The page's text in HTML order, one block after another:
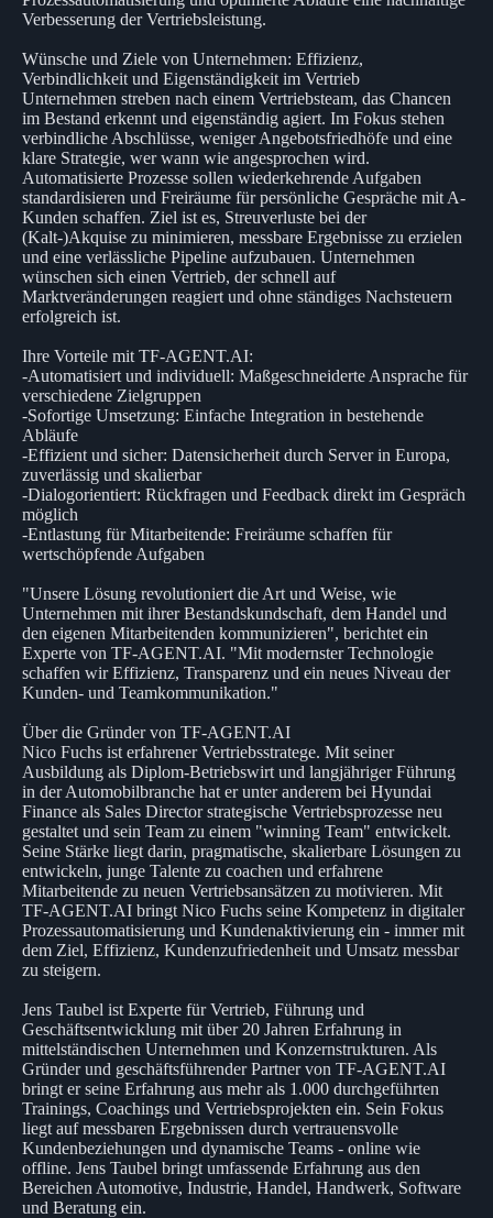
Verbesserung der Vertriebsleistung.
Wünsche und Ziele von Unternehmen: Effizienz,
Verbindlichkeit und Eigenständigkeit im Vertrieb
Unternehmen streben nach einem Vertriebsteam, das Chancen
im Bestand erkennt und eigenständig agiert. Im Fokus stehen
verbindliche Abschlüsse, weniger Angebotsfriedhöfe und eine
klare Strategie, wer wann wie angesprochen wird.
Automatisierte Prozesse sollen wiederkehrende Aufgaben
standardisieren und Freiräume für persönliche Gespräche mit A-
Kunden schaffen. Ziel ist es, Streuverluste bei der
(Kalt-)Akquise zu minimieren, messbare Ergebnisse zu erzielen
und eine verlässliche Pipeline aufzubauen. Unternehmen
wünschen sich einen Vertrieb, der schnell auf
Marktveränderungen reagiert und ohne ständiges Nachsteuern
erfolgreich ist.
Ihre Vorteile mit TF-AGENT.AI:
-Automatisiert und individuell: Maßgeschneiderte Ansprache für
verschiedene Zielgruppen
-Sofortige Umsetzung: Einfache Integration in bestehende
Abläufe
-Effizient und sicher: Datensicherheit durch Server in Europa,
zuverlässig und skalierbar
-Dialogorientiert: Rückfragen und Feedback direkt im Gespräch
möglich
-Entlastung für Mitarbeitende: Freiräume schaffen für
wertschöpfende Aufgaben
"Unsere Lösung revolutioniert die Art und Weise, wie
Unternehmen mit ihrer Bestandskundschaft, dem Handel und
den eigenen Mitarbeitenden kommunizieren", berichtet ein
Experte von TF-AGENT.AI. "Mit modernster Technologie
schaffen wir Effizienz, Transparenz und ein neues Niveau der
Kunden- und Teamkommunikation."
Über die Gründer von TF-AGENT.AI
Nico Fuchs ist erfahrener Vertriebsstratege. Mit seiner
Ausbildung als Diplom-Betriebswirt und langjähriger Führung
in der Automobilbranche hat er unter anderem bei Hyundai
Finance als Sales Director strategische Vertriebsprozesse neu
gestaltet und sein Team zu einem "winning Team" entwickelt.
Seine Stärke liegt darin, pragmatische, skalierbare Lösungen zu
entwickeln, junge Talente zu coachen und erfahrene
Mitarbeitende zu neuen Vertriebsansätzen zu motivieren. Mit
TF-AGENT.AI bringt Nico Fuchs seine Kompetenz in digitaler
Prozessautomatisierung und Kundenaktivierung ein - immer mit
dem Ziel, Effizienz, Kundenzufriedenheit und Umsatz messbar
zu steigern.
Jens Taubel ist Experte für Vertrieb, Führung und
Geschäftsentwicklung mit über 20 Jahren Erfahrung in
mittelständischen Unternehmen und Konzernstrukturen. Als
Gründer und geschäftsführender Partner von TF-AGENT.AI
bringt er seine Erfahrung aus mehr als 1.000 durchgeführten
Trainings, Coachings und Vertriebsprojekten ein. Sein Fokus
liegt auf messbaren Ergebnissen durch vertrauensvolle
Kundenbeziehungen und dynamische Teams - online wie
offline. Jens Taubel bringt umfassende Erfahrung aus den
Bereichen Automotive, Industrie, Handel, Handwerk, Software
und Beratung ein.